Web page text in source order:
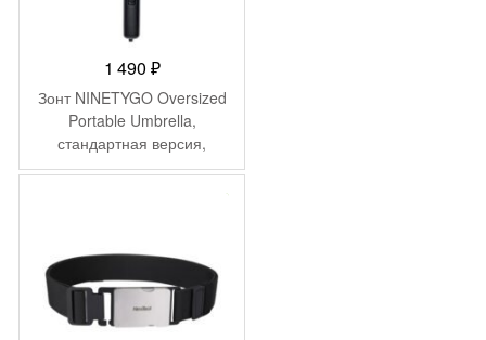
1 490 ₽
Зонт NINETYGO Oversized
Portable Umbrella,
стандартная версия,
черный 90COTNT1807U-